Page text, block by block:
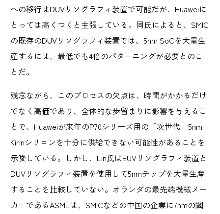
への移行はDUVリソグラフィ装置で可能だが、Huaweiに
とっては高くつくと主張している。同氏によると、SMIC
の既存のDUVリソグラフィ装置では、5nm SoCを大量生
産するには、最低でも4倍のパターニングが必要とのこ
とだ。
残念ながら、このプロセスの欠点は、時間がかかるだけ
でなく高価であり、全体的な歩留まりに影響を与えるこ
とで、Huaweiが来年のP70シリーズ用の「次世代」5nm
Kirinシリコンを十分に供給できない可能性があることを
示唆している。しかし、Lin氏はEUVリソグラフィ装置と
DUVリソグラフィ装置を使用して5nmチップを大量生産
することを比較していない。オランダの最先端機械メー
カーであるASMLは、SMICなどの中国の企業に7nmの閾